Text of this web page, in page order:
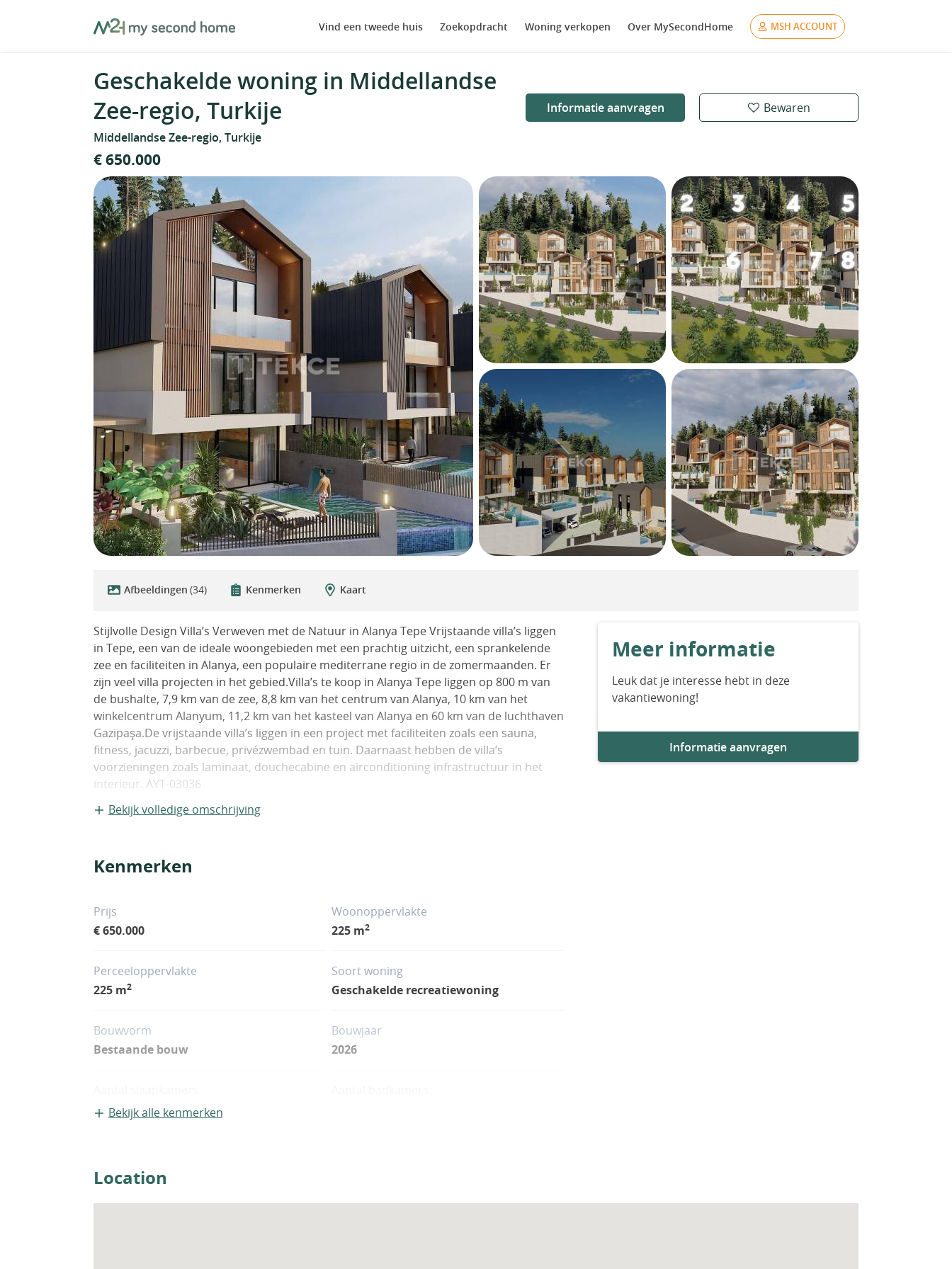
MySecondHome Vind een tweede huis Zoekopdracht Woning verkopen Over MySecondHome MSH ACCOUNT
Geschakelde woning in Middellandse
Zee-regio, Turkije
Middellandse Zee-regio, Turkije
Informatie aanvragen Bewaren
€ 650.000
Afbeeldingen (34) Kenmerken Kaart
Stijlvolle Design Villa’s Verweven met de Natuur in Alanya Tepe Vrijstaande villa’s liggen
in Tepe, een van de ideale woongebieden met een prachtig uitzicht, een sprankelende
zee en faciliteiten in Alanya, een populaire mediterrane regio in de zomermaanden. Er
zijn veel villa projecten in het gebied.Villa’s te koop in Alanya Tepe liggen op 800 m van
de bushalte, 7,9 km van de zee, 8,8 km van het centrum van Alanya, 10 km van het
winkelcentrum Alanyum, 11,2 km van het kasteel van Alanya en 60 km van de luchthaven
Gazipaşa.De vrijstaande villa’s liggen in een project met faciliteiten zoals een sauna,
fitness, jacuzzi, barbecue, privézwembad en tuin. Daarnaast hebben de villa’s
voorzieningen zoals laminaat, douchecabine en airconditioning infrastructuur in het
interieur. AYT-03036
Bekijk volledige omschrijving
Kenmerken
Prijs
€ 650.000
Woonoppervlakte
225 m2
Perceeloppervlakte
225 m2
Soort woning
Geschakelde recreatiewoning
Bouwvorm
Bestaande bouw
Bouwjaar
2026
4
Airco
Sauna
Whirlpool
Bekijk alle kenmerken
Meer informatie
Leuk dat je interesse hebt in deze
vakantiewoning!
Informatie aanvragen
Location